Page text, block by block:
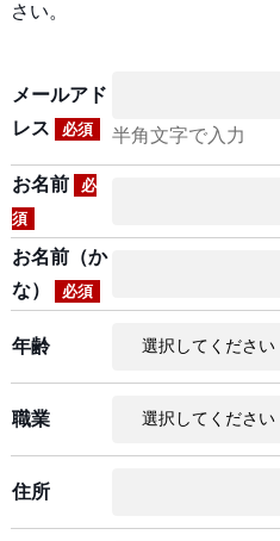
さい。
メールアド
レス
必須 半角文字で入力
お名前
必
須
お名前（か
な）
必須
年齢
職業
住所